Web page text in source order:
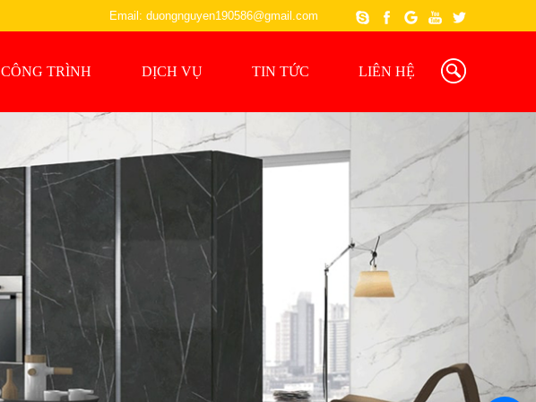
Email: duongnguyen190586@gmail.com
CÔNG TRÌNH DỊCH VỤ TIN TỨC LIÊN HỆ